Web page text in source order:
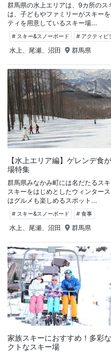
群馬県の水上エリアは、9カ所のス
は、子どもやファミリーがスキー
ティを用意しているスキー場...
# スキー&スノーボード # アクティビ
水上、尾瀬、沼田 群馬県
【水上エリア編】ゲレンデ食
場特集
群馬県みなかみ町には名だたるス
スキーをはじめとしたウィンター
はグルメも楽しめるスポット...
# スキー&スノーボード # 食事
水上、尾瀬、沼田 群馬県
家族スキーにおすすめ！多彩
クトなスキー場